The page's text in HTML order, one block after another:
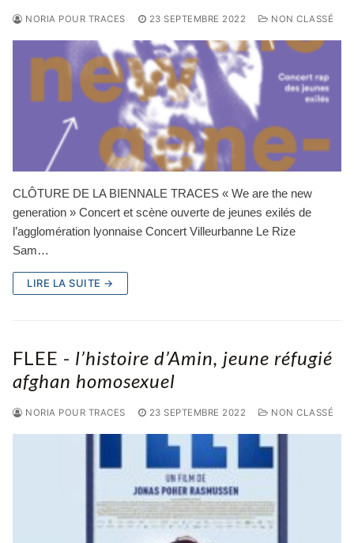
NORIA POUR TRACES 23 SEPTEMBRE 2022 NON CLASSÉ
CLÔTURE DE LA BIENNALE TRACES « We are the new
generation » Concert et scène ouverte de jeunes exilés de
l’agglomération lyonnaise Concert Villeurbanne Le Rize
Sam…
LIRE LA SUITE →
FLEE - l’histoire d’Amin, jeune réfugié
afghan homosexuel
NORIA POUR TRACES 23 SEPTEMBRE 2022 NON CLASSÉ